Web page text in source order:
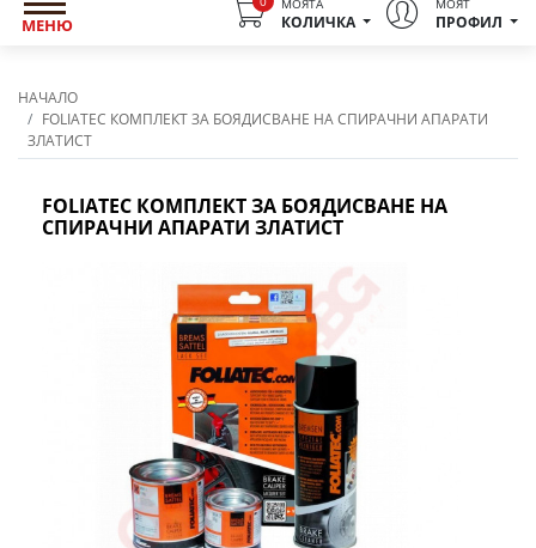
МЕНЮ
МОЯТА
КОЛИЧКА
МОЯТ
ПРОФИЛ
НАЧАЛО
FOLIATEC КОМПЛЕКТ ЗА БОЯДИСВАНЕ НА СПИРАЧНИ АПАРАТИ
ЗЛАТИСТ
FOLIATEC КОМПЛЕКТ ЗА БОЯДИСВАНЕ НА
СПИРАЧНИ АПАРАТИ ЗЛАТИСТ